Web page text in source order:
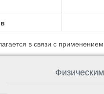
в связи с